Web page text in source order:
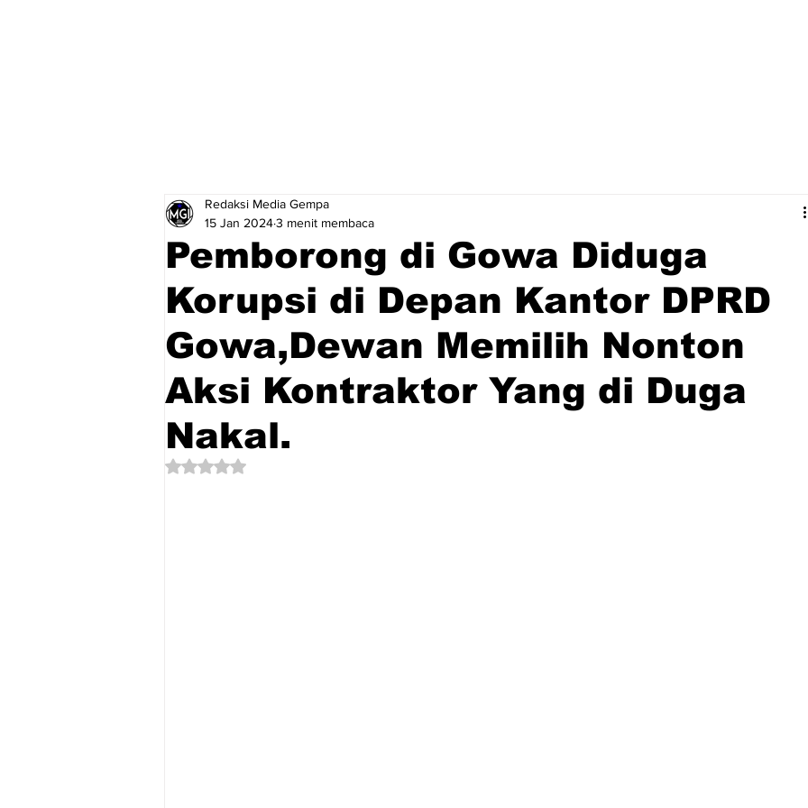
Pemborong di Gowa Diduga
Korupsi di Depan Kantor DPRD
Gowa,Dewan Memilih Nonton
Aksi Kontraktor Yang di Duga
Nakal.
Redaksi Media Gempa
15 Jan 20243 menit membaca
Dinilai NaN dari 5 bintang.